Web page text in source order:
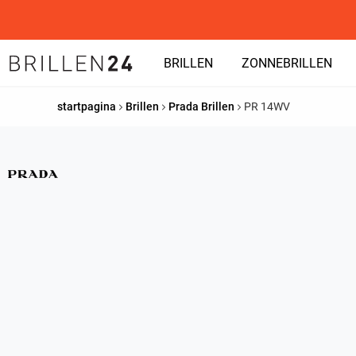
BRILLEN ZONNEBRILLEN
startpagina Brillen Prada Brillen PR 14WV